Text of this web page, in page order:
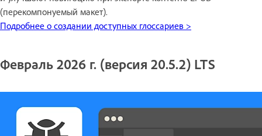
(перекомпонуемый макет).
Подробнее о создании доступных глоссариев >
Февраль 2026 г. (версия 20.5.2) LTS